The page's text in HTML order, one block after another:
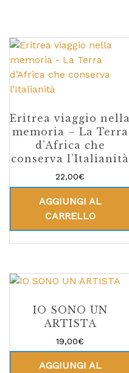
Eritrea viaggio nella
memoria – La Terra
d’Africa che
conserva l’Italianità
22,00€
AGGIUNGI AL
CARRELLO
IO SONO UN
ARTISTA
19,00€
AGGIUNGI AL